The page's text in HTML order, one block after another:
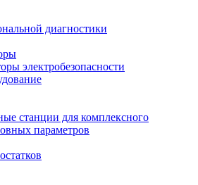
диагностики
электробезопасности
станции для комплексного
параметров